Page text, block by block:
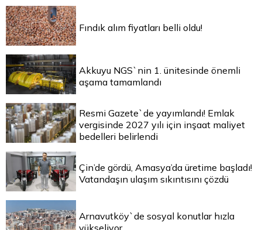
Fındık alım fiyatları belli oldu!
Akkuyu NGS`nin 1. ünitesinde önemli
aşama tamamlandı
Resmi Gazete`de yayımlandı! Emlak
vergisinde 2027 yılı için inşaat maliyet
bedelleri belirlendi
Çin’de gördü, Amasya’da üretime başladı!
Vatandaşın ulaşım sıkıntısını çözdü
Arnavutköy`de sosyal konutlar hızla